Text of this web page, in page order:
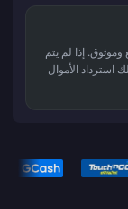
إذا لم يتم
الأموال